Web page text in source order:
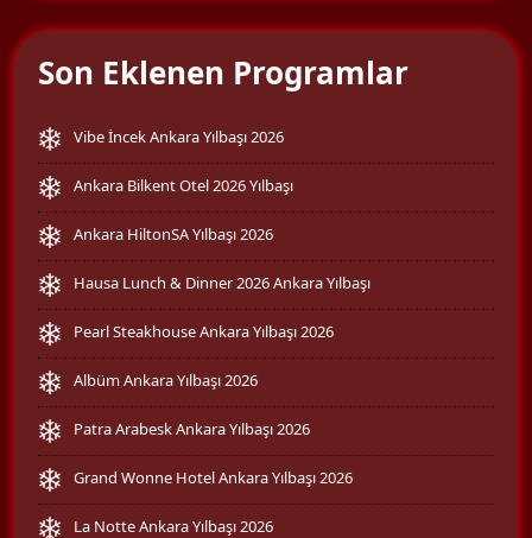
Son Eklenen Programlar
Vibe İncek Ankara Yılbaşı 2026
Ankara Bilkent Otel 2026 Yılbaşı
Ankara HiltonSA Yılbaşı 2026
Hausa Lunch & Dinner 2026 Ankara Yılbaşı
Pearl Steakhouse Ankara Yılbaşı 2026
Albüm Ankara Yılbaşı 2026
Patra Arabesk Ankara Yılbaşı 2026
Grand Wonne Hotel Ankara Yılbaşı 2026
La Notte Ankara Yılbaşı 2026